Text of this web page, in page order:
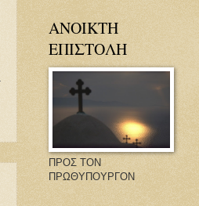
ΑΝΟΙΚΤΗ
ΕΠΙΣΤΟΛΗ
ΠΡΟΣ ΤΟΝ
ΠΡΩΘΥΠΟΥΡΓΟΝ